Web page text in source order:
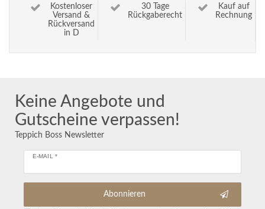
Kostenloser
Versand &
Rückversand
in D
30 Tage
Rückgaberecht
Kauf auf
Rechnung
Keine Angebote und
Gutscheine verpassen!
Teppich Boss Newsletter
E-MAIL *
Abonnieren